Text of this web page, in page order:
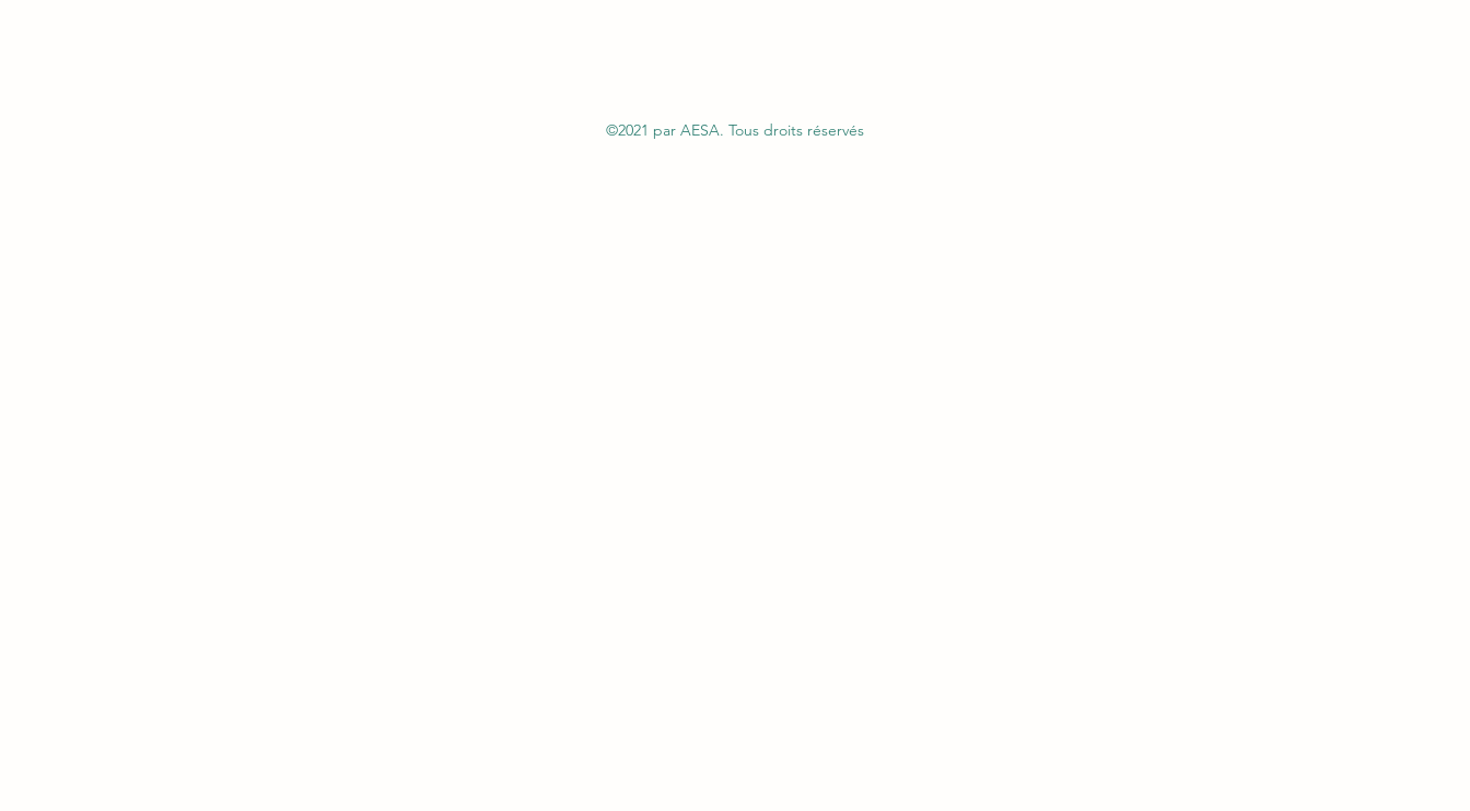
©2021 par AESA. Tous droits réservés